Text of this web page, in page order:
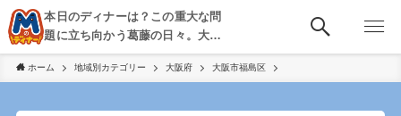
本日のディナーは？この重大な問
題に立ち向かう葛藤の日々。大
阪・京都・神戸を中心とした食べ
歩き、飲み歩きを綴る。
ホーム 地域別カテゴリー 大阪府 大阪市福島区